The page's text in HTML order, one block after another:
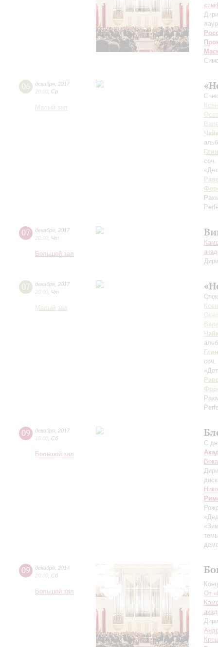
06 декабря 2017
20:00 Ср
Малый зал
07 декабря 2017
20:00 Чт
Большой зал
07 декабря 2017
20:00 Чт
Малый зал
09 декабря 2017
15:00 Сб
Большой зал
С
09 декабря 2017
20:00 Сб
Большой зал
От